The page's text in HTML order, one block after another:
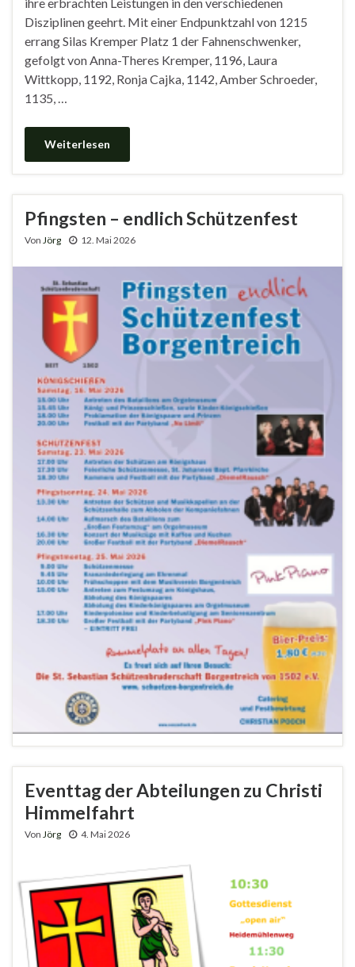
ihre erbrachten Leistungen in den verschiedenen
Disziplinen geehrt. Mit einer Endpunktzahl von 1215
errang Silas Kremper Platz 1 der Fahnenschwenker,
gefolgt von Anna-Theres Kremper, 1196, Laura
Wittkopp, 1192, Ronja Cajka, 1142, Amber Schroeder,
1135, …
Weiterlesen
Pfingsten – endlich Schützenfest
Von Jörg 12. Mai 2026
Eventtag der Abteilungen zu Christi
Himmelfahrt
Von Jörg 4. Mai 2026